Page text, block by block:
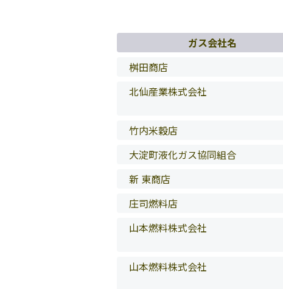
ガス会社名
桝田商店
北仙産業株式会社
竹内米穀店
大淀町液化ガス協同組合
新 東商店
庄司燃料店
山本燃料株式会社
山本燃料株式会社